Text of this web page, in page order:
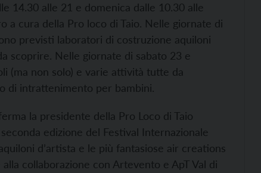
14.30 alle 21 e domenica dalle 10.30 alle
a cura della Pro loco di Taio. Nelle giornate di
previsti laboratori di costruzione aquiloni
scoprire. Nelle giornate di sabato 23 e
(ma non solo) e varie attività tutte da
di intrattenimento per bambini.
la presidente della Pro Loco di Taio
edizione del Festival Internazionale
d’artista e le più fantasiose air creations
collaborazione con Artevento e ApT Val di